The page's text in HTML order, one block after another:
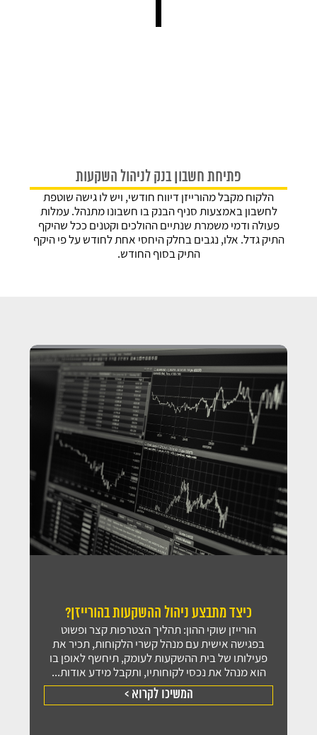
פתיחת חשבון בנק לניהול השקעות
הלקוח מקבל מהורייזן דיווח חודשי, ויש לו גישה שוטפת
לחשבון באמצעות סניף הבנק בו חשבונו מתנהל. עמלות
פעולה ודמי משמרת שנתיים ההולכים וקטנים ככל שהיקף
התיק גדל. אלו, נגבים בחלק היחסי אחת לחודש על פי היקף
התיק בסוף החודש.
כיצד מתבצע ניהול ההשקעות בהורייזן?
הורייזן שוקי ההון: תהליך הצטרפות קצר ופשוט
בפגישה אישית עם מנהל קשרי הלקוחות, תכיר את
פעילותו של בית ההשקעות לעומק, תיחשף לאופן בו
הוא מנהל את נכסי לקוחותיו, ותקבל מידע אודות...
המשיכו לקרוא >